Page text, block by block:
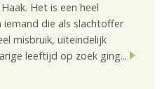
Het is een heel
die als slachtoffer
misbruik, uiteindelijk
leeftijd op zoek ging...